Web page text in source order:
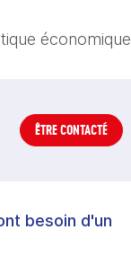
économique
ÊTRE CONTACTÉ
besoin d'un